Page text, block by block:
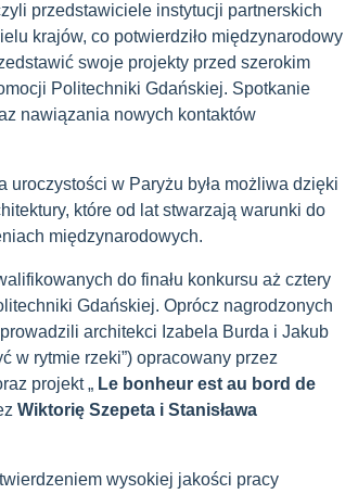
przedstawiciele instytucji partnerskich
krajów, co potwierdziło międzynarodowy
swoje projekty przed szerokim
Politechniki Gdańskiej. Spotkanie
nawiązania nowych kontaktów
w Paryżu była możliwa dzięki
które od lat stwarzają warunki do
międzynarodowych.
do finału konkursu aż cztery
Gdańskiej. Oprócz nagrodzonych
architekci Izabela Burda i Jakub
w rytmie rzeki”) opracowany przez
projekt „ Le bonheur est au bord de
Wiktorię Szepeta i Stanisława
wysokiej jakości pracy